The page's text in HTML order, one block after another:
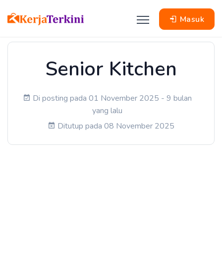
Masuk
Senior Kitchen
Di posting pada 01 November 2025 - 9 bulan
yang lalu
Ditutup pada 08 November 2025